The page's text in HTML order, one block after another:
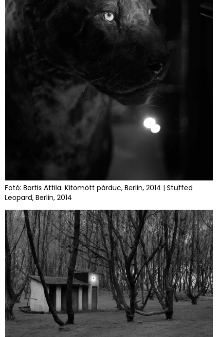
Fotó: Bartis Attila: Kitömött párduc, Berlin, 2014 | Stuffed
Leopard, Berlin, 2014